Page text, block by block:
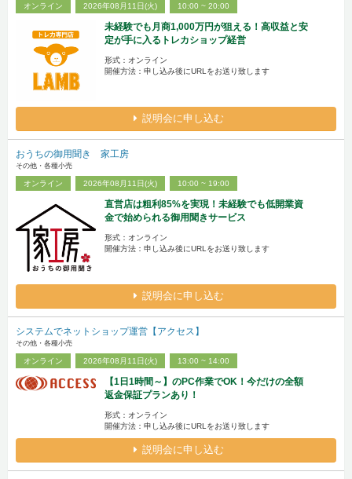
オンライン 2026年08月11日(火) 10:00 ~ 20:00
未経験でも月商1,000万円が狙える！高収益と安
定が手に入るトレカショップ経営
形式：オンライン
開催方法：申し込み後にURLをお送り致します
説明会に申し込む
おうちの御用聞き 家工房
その他・各種小売
オンライン 2026年08月11日(火) 10:00 ~ 19:00
直営店は粗利85%を実現！未経験でも低開業資
金で始められる御用聞きサービス
形式：オンライン
開催方法：申し込み後にURLをお送り致します
説明会に申し込む
システムでネットショップ運営【アクセス】
その他・各種小売
オンライン 2026年08月11日(火) 13:00 ~ 14:00
【1日1時間～】のPC作業でOK！今だけの全額
返金保証プランあり！
形式：オンライン
開催方法：申し込み後にURLをお送り致します
説明会に申し込む